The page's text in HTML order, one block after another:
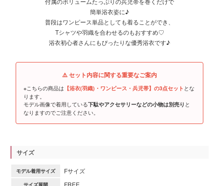
簡単浴衣姿に♪
普段はワンピース単品としても着ることができ、
Tシャツや羽織を合わせるのもおすすめ♡
浴衣初心者さんにもぴったりな優秀浴衣です♪
⚠️ セット内容に関する重要なご案内
※こちらの商品は 【浴衣(羽織)・ワンピース・兵児帯】の3点セット とな
ります。
モデル画像で着用している下駄やアクセサリーなどの小物は別売り と
なりますのでご注意ください。
サイズ
モデル着用サイズ Fサイズ
サイズ展開 FREE